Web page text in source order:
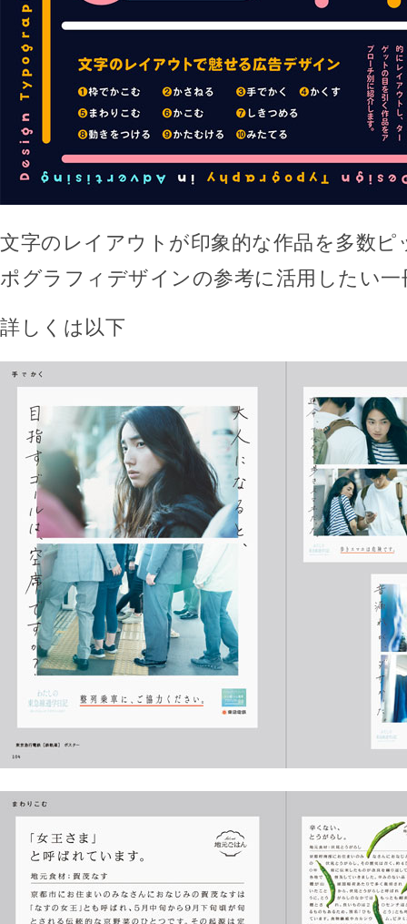
文字のレイアウトが印象的な作品を多数
ポグラフィデザインの参考に活用したい一
詳しくは以下